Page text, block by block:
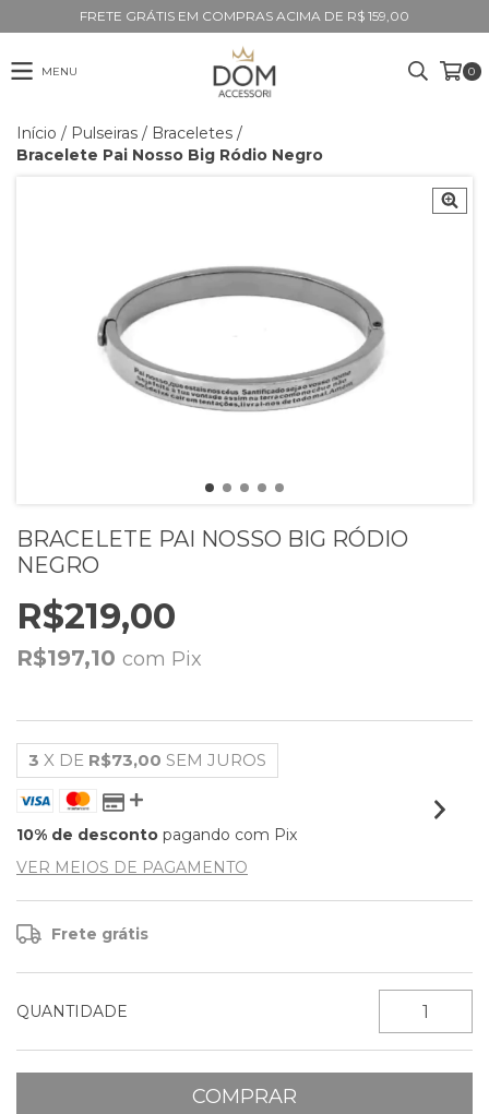
FRETE GRÁTIS EM COMPRAS ACIMA DE R$ 159,00
MENU 0
Início / Pulseiras / Braceletes /
Bracelete Pai Nosso Big Ródio Negro
BRACELETE PAI NOSSO BIG RÓDIO
NEGRO
R$219,00
R$197,10 com Pix
3 X DE R$73,00 SEM JUROS
10% de desconto pagando com Pix
VER MEIOS DE PAGAMENTO
Frete grátis
QUANTIDADE